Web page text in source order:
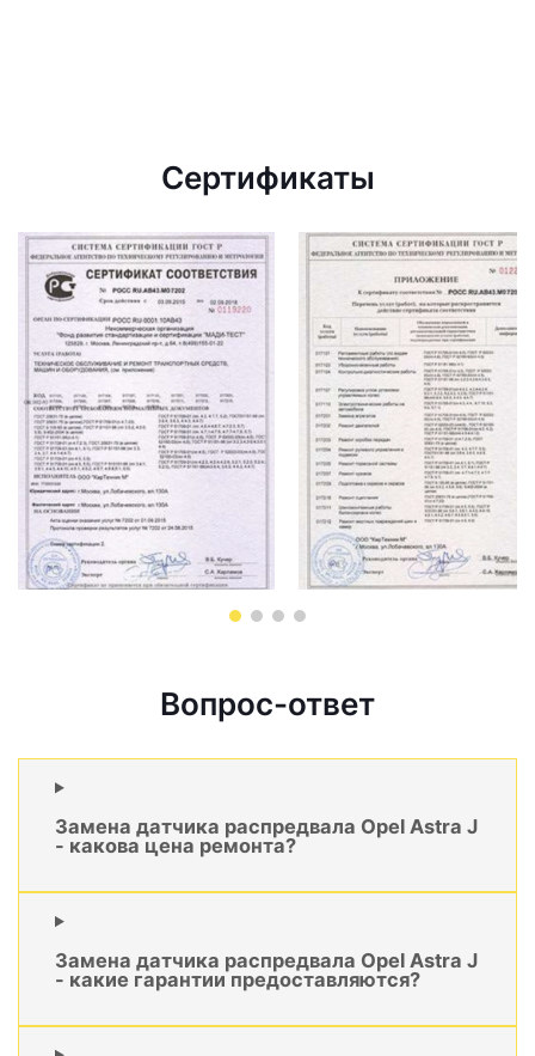
Сертификаты
Вопрос-ответ
Замена датчика распредвала Opel Astra J
- какова цена ремонта?
Замена датчика распредвала Opel Astra J
- какие гарантии предоставляются?